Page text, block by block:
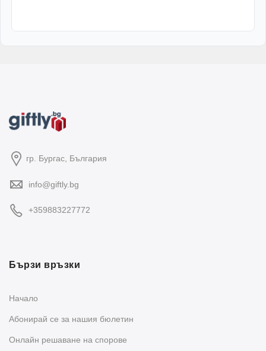
гр. Бургас, България
info@giftly.bg
+359883227772
Бързи връзки
Начало
Абонирай се за нашия бюлетин
Oнлайн решаване на спорове